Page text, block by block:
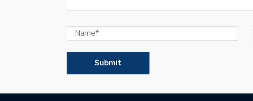
para la segunda temporada.
El balance general de las
Atenas regresó a las prácticas